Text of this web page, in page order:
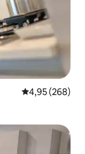
4,95 af 5 í
4,95 (268)